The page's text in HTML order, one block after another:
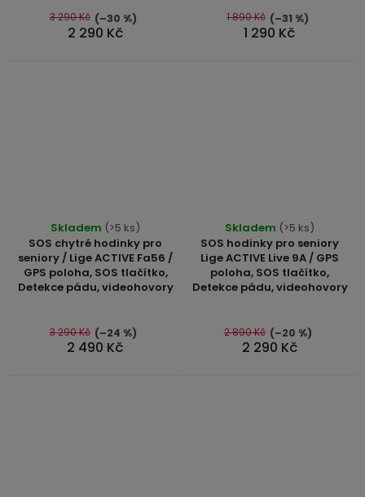
5
hvězdiček.
2 290 Kč
3 290 Kč (–30 %)
5
hvězdiček.
1 290 Kč
1 890 Kč (–31 %)
SOS chytré hodinky pro
seniory / Lige ACTIVE Fa56 /
GPS poloha, SOS tlačítko,
Detekce pádu, videohovory
hodnocení
produktu
je
4,7
5
hvězdiček.
Skladem (>5 ks)
2 490 Kč
3 290 Kč (–24 %)
SOS hodinky pro seniory
Lige ACTIVE Live 9A / GPS
poloha, SOS tlačítko,
Detekce pádu, videohovory
hodnocení
produktu
je
5,0
5
hvězdiček.
Skladem (>5 ks)
2 290 Kč
2 890 Kč (–20 %)